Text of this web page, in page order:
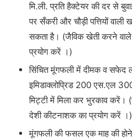
मि.ली. प्रति हैक्टेयर की दर से
पर सँकरी और चौड़ी पत्तियों वाली
सकता है। (जैविक खेती करने
प्रयोग करें ।)
सिंचित मूंगफली में दीमक व सफेद
इमिडाक्लोप्रिड 200 एस.एल
मिट्टी में मिला कर भुरकाव करें।
देशी कीटनाशक का प्रयोग करें ।)
मूंगफली की फसल एक माह की